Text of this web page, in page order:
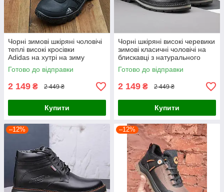
Чорні зимові шкіряні чоловічі
теплі високі кросівки
Adidas на хутрі на зиму
Готово до відправки
2 149 ₴ 2 449 ₴
Купити
Чорні шкіряні високі черевики
зимові класичні чоловічі на
блискавці з натурального
хутра на зиму
Готово до відправки
2 149 ₴ 2 449 ₴
Купити
–12% –12%